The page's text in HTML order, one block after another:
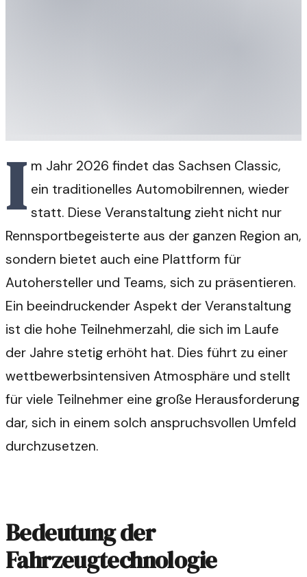
I m Jahr 2026 findet das Sachsen Classic,
ein traditionelles Automobilrennen, wieder
statt. Diese Veranstaltung zieht nicht nur
Rennsportbegeisterte aus der ganzen Region an,
sondern bietet auch eine Plattform für
Autohersteller und Teams, sich zu präsentieren.
Ein beeindruckender Aspekt der Veranstaltung
ist die hohe Teilnehmerzahl, die sich im Laufe
der Jahre stetig erhöht hat. Dies führt zu einer
wettbewerbsintensiven Atmosphäre und stellt
für viele Teilnehmer eine große Herausforderung
dar, sich in einem solch anspruchsvollen Umfeld
durchzusetzen.
Bedeutung der
Fahrzeugtechnologie